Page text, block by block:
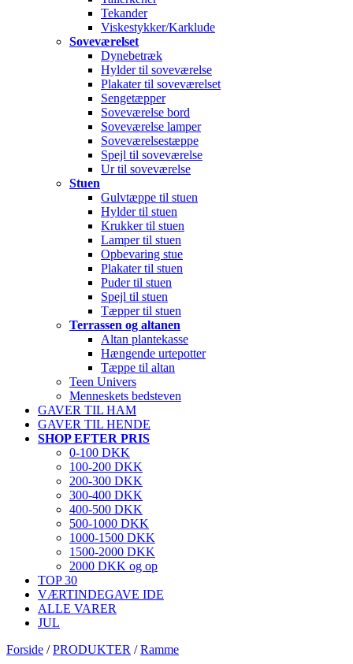
Tekander
Viskestykker/Karklude
Soveværelset
Dynebetræk
Hylder til soveværelse
Plakater til soveværelset
Sengetæpper
Soveværelse bord
Soveværelse lamper
Soveværelsestæppe
Spejl til soveværelse
Ur til soveværelse
Stuen
Gulvtæppe til stuen
Hylder til stuen
Krukker til stuen
Lamper til stuen
Opbevaring stue
Plakater til stuen
Puder til stuen
Spejl til stuen
Tæpper til stuen
Terrassen og altanen
Altan plantekasse
Hængende urtepotter
Tæppe til altan
Teen Univers
Menneskets bedsteven
GAVER TIL HAM
GAVER TIL HENDE
SHOP EFTER PRIS
0-100 DKK
100-200 DKK
200-300 DKK
300-400 DKK
400-500 DKK
500-1000 DKK
1000-1500 DKK
1500-2000 DKK
2000 DKK og op
TOP 30
VÆRTINDEGAVE IDE
ALLE VARER
JUL
Forside /PRODUKTER /Ramme